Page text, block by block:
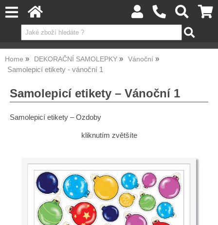
Home DEKORAČNÍ SAMOLEPKY Vánoční
Samolepicí etikety - vánoční 1
Samolepicí etikety – Vánoční 1
Samolepicí etikety – Ozdoby
kliknutím zvětšíte